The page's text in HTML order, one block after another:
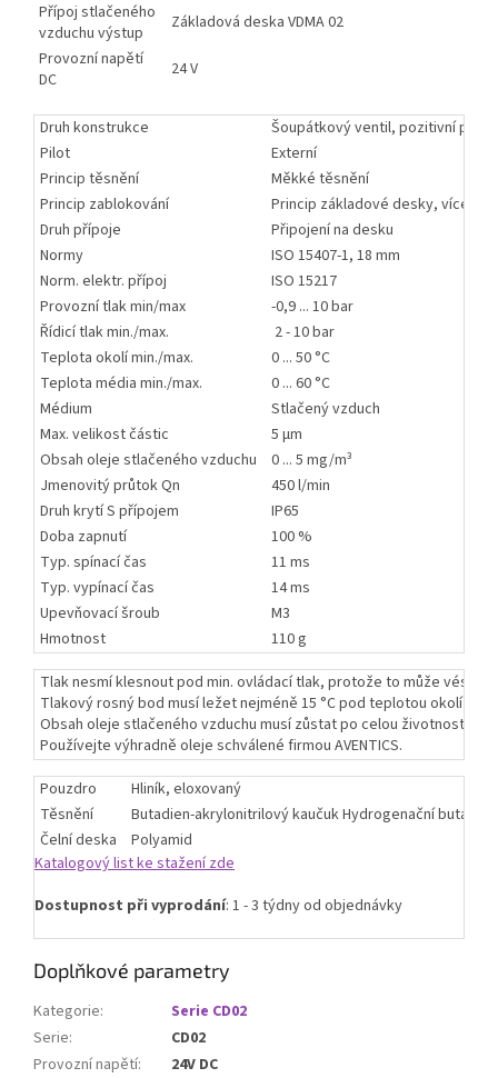
Přípoj stlačeného
vzduchu výstup
Základová deska VDMA 02
Provozní napětí
DC
24 V
Druh konstrukce
Šoupátkový ventil, pozitivní
Pilot
Externí
Princip těsnění
Měkké těsnění
Princip zablokování
Princip základové desky,
Druh přípoje
Připojení na desku
Normy
ISO 15407-1, 18 mm
Norm. elektr. přípoj
ISO 15217
Provozní tlak min/max
-0,9 ... 10 bar
Řídicí tlak min./max.
2 - 10 bar
Teplota okolí min./max.
0 ... 50 °C
Teplota média min./max.
0 ... 60 °C
Médium
Stlačený vzduch
Max. velikost částic
5 µm
Obsah oleje stlačeného vzduchu
0 ... 5 mg/m³
Jmenovitý průtok Qn
450 l/min
Druh krytí S přípojem
IP65
Doba zapnutí
100 %
Typ. spínací čas
11 ms
Typ. vypínací čas
14 ms
Upevňovací šroub
M3
Hmotnost
110 g
Tlak nesmí klesnout pod min. ovládací tlak, protože to může vést k
Tlakový rosný bod musí ležet nejméně 15 °C pod teplotou okolí a
Obsah oleje stlačeného vzduchu musí zůstat po celou životnost
Používejte výhradně oleje schválené firmou AVENTICS.
Pouzdro
Hliník, eloxovaný
Těsnění
Butadien-akrylonitrilový kaučuk Hydrogenační
Čelní deska
Polyamid
Katalogový list ke stažení zde
Dostupnost při vyprodání: 1 - 3 týdny od objednávky
Doplňkové parametry
Kategorie:
Serie CD02
Serie:
CD02
Provozní napětí: 24V DC